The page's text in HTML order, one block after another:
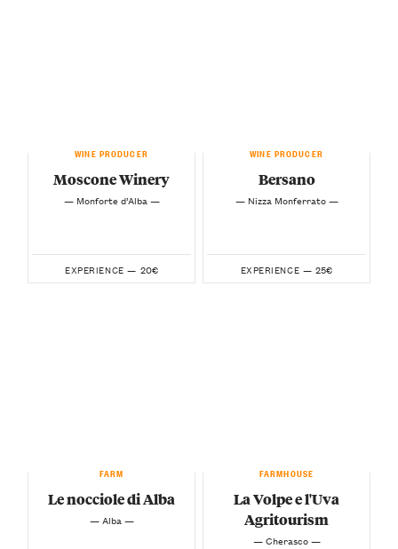
WINE PRODUCER
Moscone Winery
— Monforte d’Alba —
EXPERIENCE — 20€
WINE PRODUCER
Bersano
— Nizza Monferrato —
EXPERIENCE — 25€
FARM
Le nocciole di Alba
— Alba —
FARMHOUSE
La Volpe e l'Uva
Agritourism
— Cherasco —